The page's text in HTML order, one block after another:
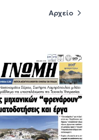
Αρχείο